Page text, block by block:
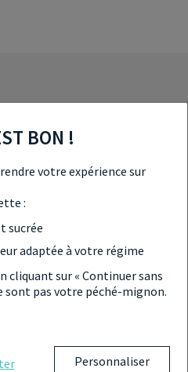
À PROXIMITÉ
BON !
votre expérience sur
:
sucrée
adaptée à votre régime
cliquant sur « Continuer sans
sont pas votre péché-mignon.
Personnaliser